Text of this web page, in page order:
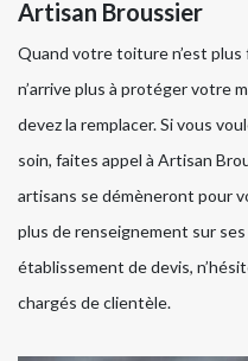
Artisan Broussier
Quand votre toiture n’est plus
n’arrive plus à protéger votre
devez la remplacer. Si vous
soin, faites appel à Artisan
artisans se démèneront pour
plus de renseignement sur
établissement de devis,
chargés de clientèle.